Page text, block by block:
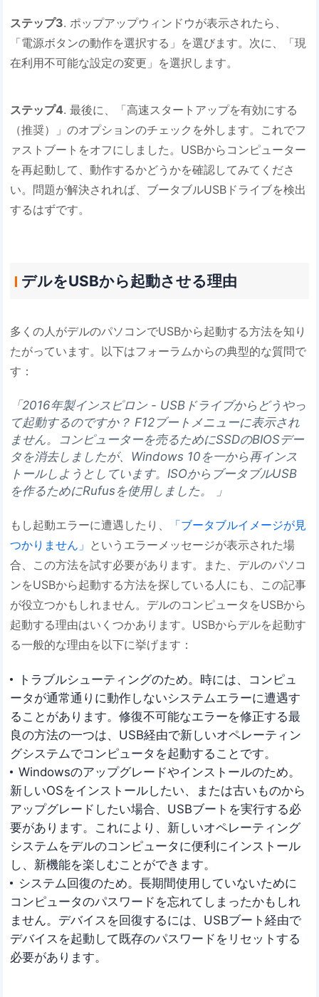
ステップ3. ポップアップウィンドウが表示されたら、
「電源ボタンの動作を選択する」を選びます。次に、「現
在利用不可能な設定の変更」を選択します。
ステップ4. 最後に、「高速スタートアップを有効にする
（推奨）」のオプションのチェックを外します。これでフ
ァストブートをオフにしました。USBからコンピューター
を再起動して、動作するかどうかを確認してみてくださ
い。問題が解決されれば、ブータブルUSBドライブを検出
するはずです。
デルをUSBから起動させる理由
多くの人がデルのパソコンでUSBから起動する方法を知り
たがっています。以下はフォーラムからの典型的な質問で
す：
「2016年製インスピロン - USBドライブからどうやっ
て起動するのですか？ F12ブートメニューに表示され
ません。コンピューターを売るためにSSDのBIOSデー
タを消去しましたが、Windows 10を一から再インス
トールしようとしています。ISOからブータブルUSB
を作るためにRufusを使用しました。 」
もし起動エラーに遭遇したり、
「ブータブルイメージが見
つかりません」 というエラーメッセージが表示された場
合、この方法を試す必要があります。また、デルのパソコ
ンをUSBから起動する方法を探している人にも、この記事
が役立つかもしれません。デルのコンピュータをUSBから
起動する理由はいくつかあります。USBからデルを起動す
る一般的な理由を以下に挙げます：
トラブルシューティングのため。時には、コンピュ
ータが通常通りに動作しないシステムエラーに遭遇す
ることがあります。修復不可能なエラーを修正する最
良の方法の一つは、USB経由で新しいオペレーティン
グシステムでコンピュータを起動することです。
Windowsのアップグレードやインストールのため。
新しいOSをインストールしたい、または古いものから
アップグレードしたい場合、USBブートを実行する必
要があります。これにより、新しいオペレーティング
システムをデルのコンピュータに便利にインストール
し、新機能を楽しむことができます。
システム回復のため。長期間使用していないために
コンピュータのパスワードを忘れてしまったかもしれ
ません。デバイスを回復するには、USBブート経由で
デバイスを起動して既存のパスワードをリセットする
必要があります。